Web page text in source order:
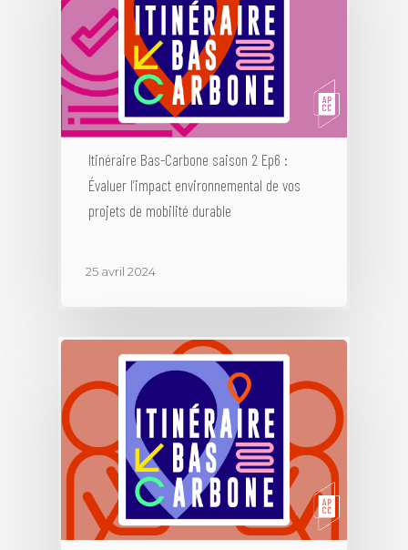
Itinéraire Bas-Carbone saison 2 Ep6 :
Évaluer l’impact environnemental de vos
projets de mobilité durable
25 avril 2024